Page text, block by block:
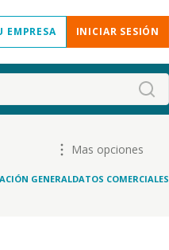
EMPRESA INICIAR SESIÓN
Mas opciones
GENERALDATOS COMERCIALES